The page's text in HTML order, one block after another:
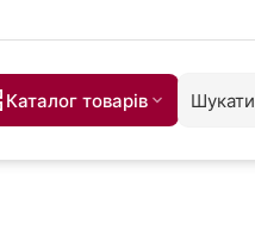
Каталог товарiв